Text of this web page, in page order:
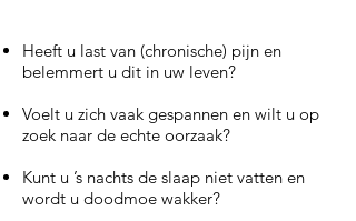
Heeft u last van (chronische) pijn en
belemmert u dit in uw leven?
Voelt u zich vaak gespannen en wilt u op
zoek naar de echte oorzaak?
Kunt u ’s nachts de slaap niet vatten en
wordt u doodmoe wakker?